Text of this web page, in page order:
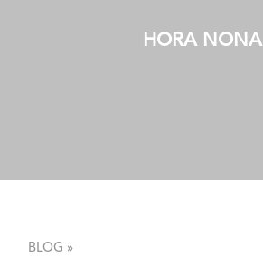
HORA NONA
BLOG »